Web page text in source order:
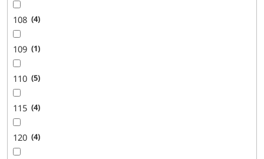
108 4
109 1
110 5
115 4
120 4